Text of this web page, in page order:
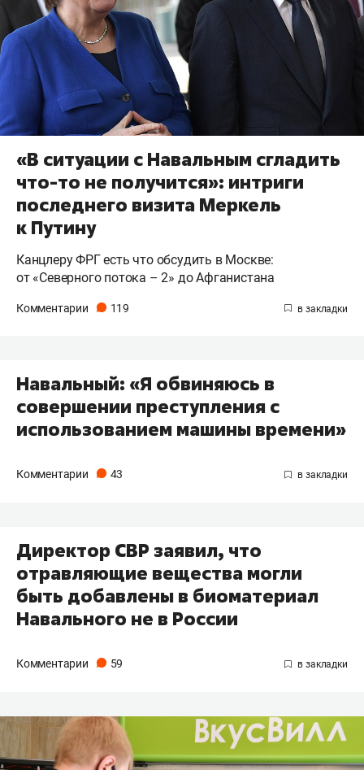
«В ситуации с Навальным сгладить
что-то не получится»: интриги
последнего визита Меркель
к Путину
Канцлеру ФРГ есть что обсудить в Москве:
от «Северного потока – 2» до Афганистана
Комментарии 119
Навальный: «Я обвиняюсь в
совершении преступления с
использованием машины времени»
Комментарии 43
Директор СВР заявил, что
отравляющие вещества могли
быть добавлены в биоматериал
Навального не в России
Комментарии 59